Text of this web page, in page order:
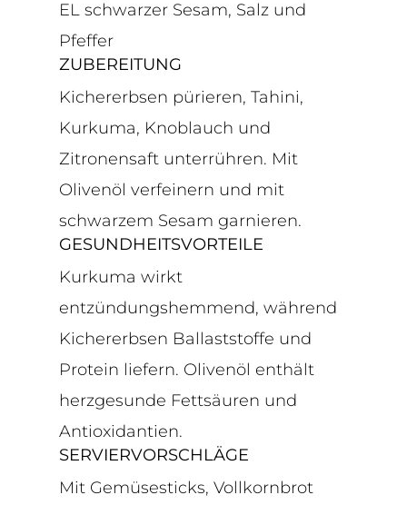
EL schwarzer Sesam, Salz und
Pfeffer
ZUBEREITUNG
Kichererbsen pürieren, Tahini,
Kurkuma, Knoblauch und
Zitronensaft unterrühren. Mit
Olivenöl verfeinern und mit
schwarzem Sesam garnieren.
GESUNDHEITSVORTEILE
Kurkuma wirkt
entzündungshemmend, während
Kichererbsen Ballaststoffe und
Protein liefern. Olivenöl enthält
herzgesunde Fettsäuren und
Antioxidantien.
SERVIERVORSCHLÄGE
Mit Gemüsesticks, Vollkornbrot